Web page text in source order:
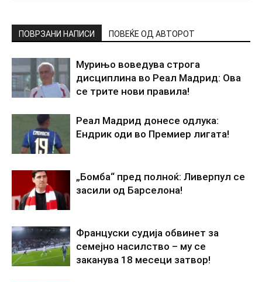
ПОВРЗАНИ НАПИСИ ПОВЕЌЕ ОД АВТОРОТ
Мурињо воведува строга
дисциплина во Реал Мадрид: Ова
се трите нови правила!
Реал Мадрид донесе одлука:
Ендрик оди во Премиер лигата!
„Бомба“ пред полноќ: Ливерпул се
засили од Барселона!
Француски судија обвинет за
семејно насилство – му се
заканува 18 месеци затвор!